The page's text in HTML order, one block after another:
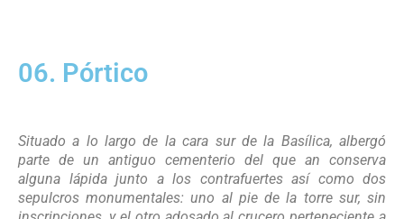
06. Pórtico
Situado a lo largo de la cara sur de la Basílica, albergó
parte de un antiguo cementerio del que an conserva
alguna lápida junto a los contrafuertes así como dos
sepulcros monumentales: uno al pie de la torre sur, sin